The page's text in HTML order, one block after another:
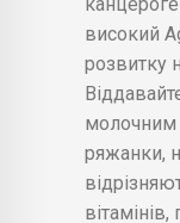
високий
розвитку
молочним
ряжанки,